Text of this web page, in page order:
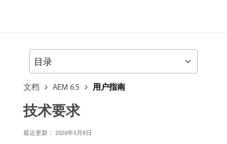
文档 AEM 6.5 用户指南
技术要求
最近更新： 2026年5月8日
目录